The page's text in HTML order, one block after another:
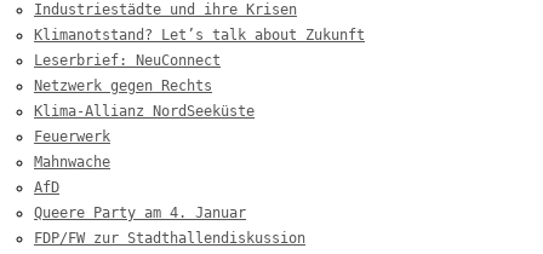
Industriestädte und ihre Krisen
Klimanotstand? Let’s talk about Zukunft
Leserbrief: NeuConnect
Netzwerk gegen Rechts
Klima-Allianz NordSeeküste
Feuerwerk
Mahnwache
AfD
Queere Party am 4. Januar
FDP/FW zur Stadthallendiskussion